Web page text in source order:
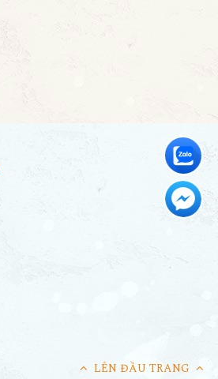
LÊN ĐẦU TRANG